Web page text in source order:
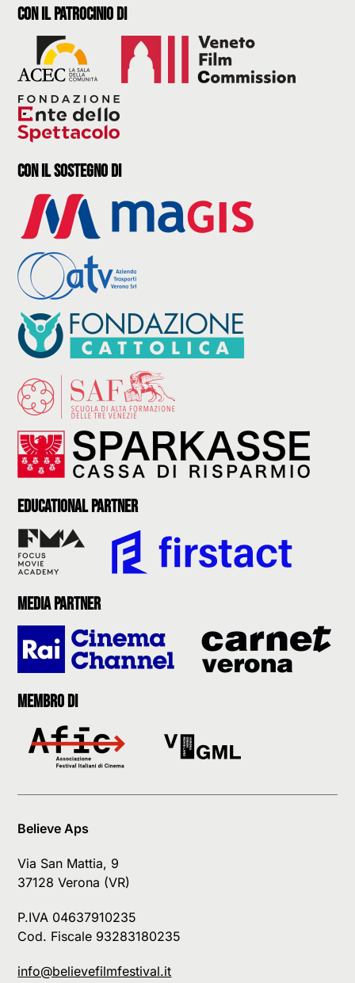
con il Patrocinio di
con il sostegno di
Educational partner
Media partner
Membro di
Believe Aps
Via San Mattia, 9
37128 Verona (VR)
P.IVA 04637910235
Cod. Fiscale 93283180235
info@believefilmfestival.it